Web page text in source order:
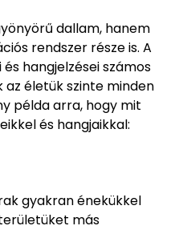
dallam, hanem
rendszer része is. A
hangjelzései számos
életük szinte minden
példa arra, hogy mit
és hangjaikkal:
gyakran énekükkel
más